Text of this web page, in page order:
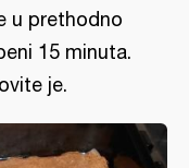
u prethodno
15 minuta.
je.